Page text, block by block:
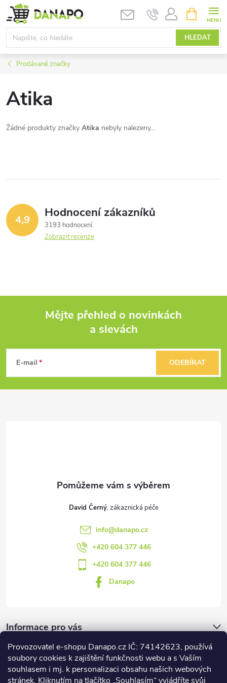
Provozovatel e-shopu Danapo.cz IČ: 74142623, používá
soubory cookies k zajištění funkčnosti webu a s Vaším
souhlasem i mj. k personalizaci obsahu našich webových
stránek. Kliknutím na tlačítko „Souhlasím“ vyjádříte svůj
Přejít
na
obsah
HLEDAT
NÁKUPNÍ
KOŠÍK
Prodávané značky
Atika
Žádné produkty značky Atika nebyly nalezeny...
4,9 Hodnocení zákazníků
3193 hodnocení
Zobrazit recenze
p
Mějte přehled o novinkách
a slevách
E-mail ODEBÍRAT
David Černý
info@danapo.cz
+420 604 377 446
+420 604 377 446
Danapo
Informace pro vás
Dotazník